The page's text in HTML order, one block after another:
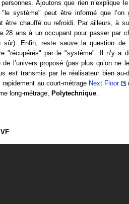
Ajoutons que rien n’explique
"le système" peut être informé que
être chauffé ou refroidi. Par ailleurs, à
28 ans à un occupant pour passer par
sûr). Enfin, reste sauve la question
"récupérés" par le "système". Il n’y a
de l’univers proposé (pas plus qu’on ne
est transmis par le réalisateur bien au-
au court-métrage Next Floor
long-métrage, Polytechnique.